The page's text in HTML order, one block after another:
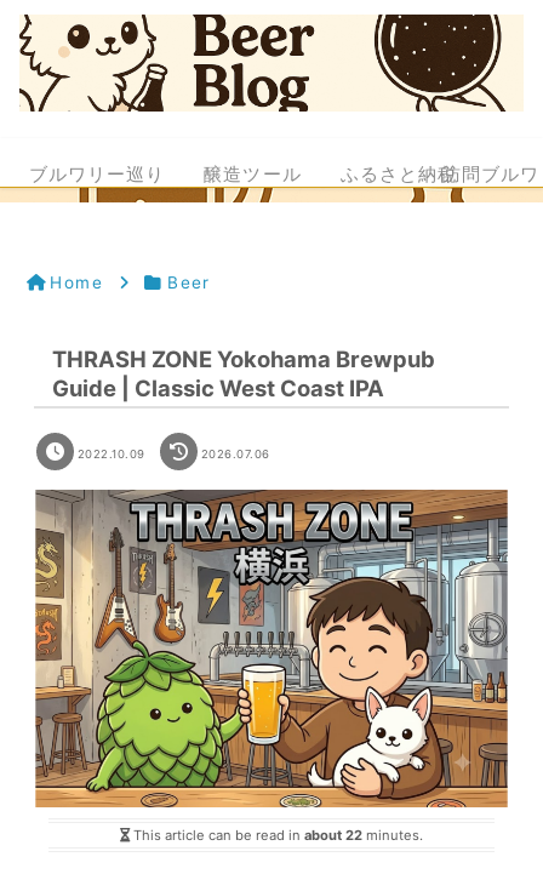
ブルワリー巡り 醸造ツール ふるさと納税訪問ブル
Home Beer
THRASH ZONE Yokohama Brewpub
Guide | Classic West Coast IPA
2022.10.09 2026.07.06
This article can be read in about 22 minutes.